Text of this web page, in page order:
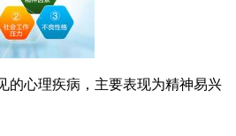
的心理疾病，主要表现为精神易兴